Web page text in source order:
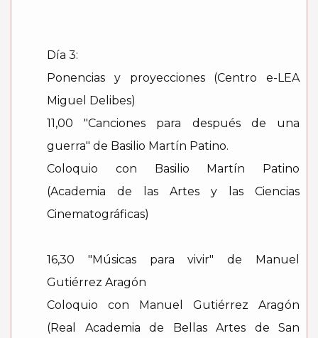
Día 3:
Ponencias y proyecciones (Centro e-LEA
Miguel Delibes)
11,00 "Canciones para después de una
guerra" de Basilio Martín Patino.
Coloquio con Basilio Martín Patino
(Academia de las Artes y las Ciencias
Cinematográficas)
16,30 "Músicas para vivir" de Manuel
Gutiérrez Aragón
Coloquio con Manuel Gutiérrez Aragón
(Real Academia de Bellas Artes de San